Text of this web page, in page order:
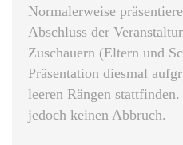
Normalerweise
Abschluss der
Zuschauern (Eltern und
Präsentation diesmal
leeren Rängen
jedoch keinen Abbruch.